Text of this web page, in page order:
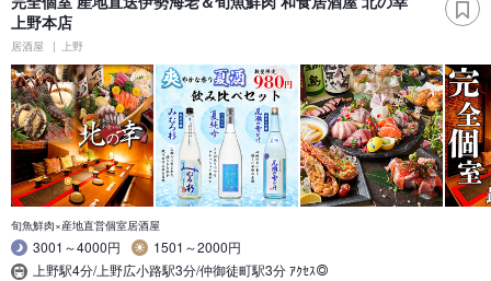
上野本店
居酒屋 上野
旬魚鮮肉×産地直営個室居酒屋
3001～4000円
1501～2000円
上野駅4分/上野広小路駅3分/仲御徒町駅3分 ｱｸｾｽ◎